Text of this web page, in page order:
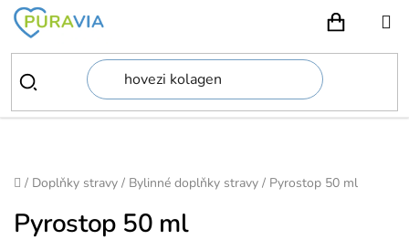
Přejít
obsah
Domů
/ Doplňky stravy / Bylinné doplňky stravy / Pyrostop 50 ml
Pyrostop 50 ml